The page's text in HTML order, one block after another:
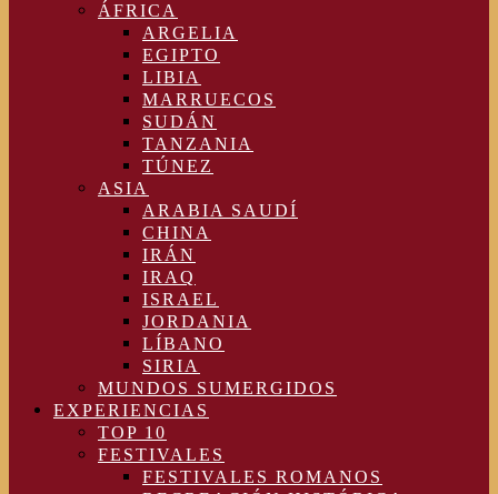
ÁFRICA
ARGELIA
EGIPTO
LIBIA
MARRUECOS
SUDÁN
TANZANIA
TÚNEZ
ASIA
ARABIA SAUDÍ
CHINA
IRÁN
IRAQ
ISRAEL
JORDANIA
LÍBANO
SIRIA
MUNDOS SUMERGIDOS
EXPERIENCIAS
TOP 10
FESTIVALES
FESTIVALES ROMANOS